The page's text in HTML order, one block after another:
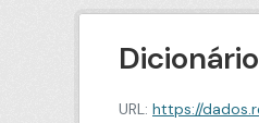
URL: https://